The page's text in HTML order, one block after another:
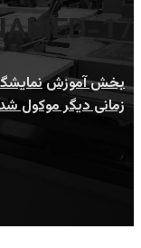
17
بخش آموزش
زمانی دیگر موکول